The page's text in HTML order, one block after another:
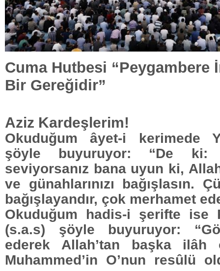
Cuma Hutbesi “Peygambere
Bir Gereğidir”
Aziz Kardeşlerim!
Okuduğum âyet-i kerimede
şöyle buyuruyor: “De ki:
seviyorsanız bana uyun ki,
ve günahlarınızı bağışlasın.
bağışlayandır, çok merhamet
Okuduğum hadis-i şerifte ise
(s.a.s) şöyle buyuruyor:
ederek Allah’tan başka ilâh
Muhammed’in O’nun resûlü